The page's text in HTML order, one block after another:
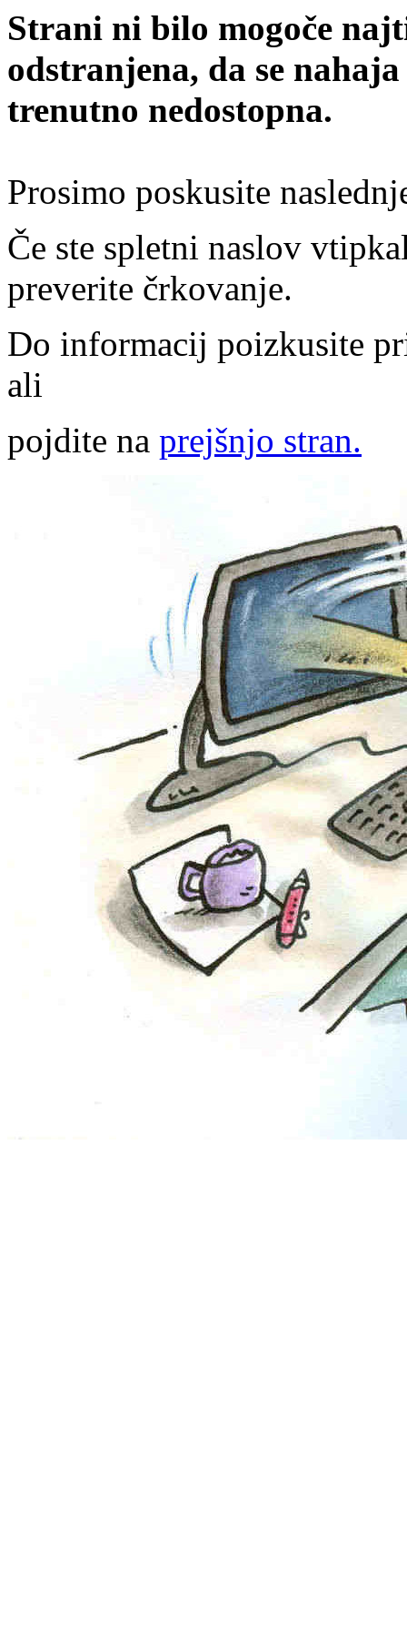
Strani ni bilo mogoče
odstranjena, da se
trenutno nedostopna.
Prosimo poskusite
Če ste spletni naslov
preverite črkovanje.
Do informacij poizkusite
ali
pojdite na prejšnjo stran.